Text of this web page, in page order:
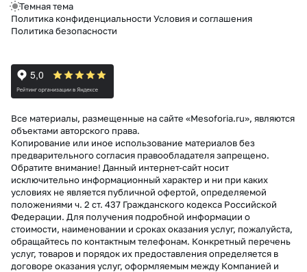
Темная тема
Политика конфиденциальности Условия и соглашения
Политика безопасности
Все материалы, размещенные на сайте «Mesoforia.ru», являются
объектами авторского права.
Копирование или иное использование материалов без
предварительного согласия правообладателя запрещено.
Обратите внимание! Данный интернет-сайт носит
исключительно информационный характер и ни при каких
условиях не является публичной офертой, определяемой
положениями ч. 2 ст. 437 Гражданского кодекса Российской
Федерации. Для получения подробной информации о
стоимости, наименовании и сроках оказания услуг, пожалуйста,
обращайтесь по контактным телефонам. Конкретный перечень
услуг, товаров и порядок их предоставления определяется в
договоре оказания услуг, оформляемым между Компанией и